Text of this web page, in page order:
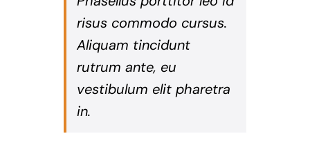
risus commodo cursus.
Aliquam tincidunt
rutrum ante, eu
vestibulum elit pharetra
in.